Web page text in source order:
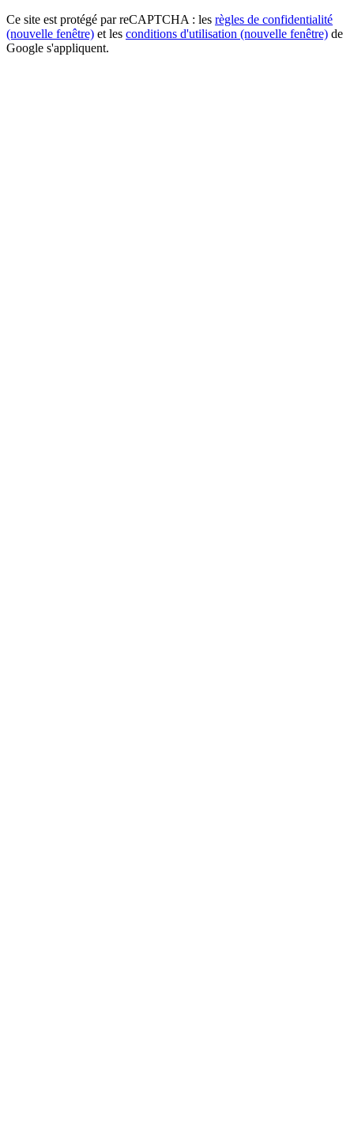
Ce site est protégé par reCAPTCHA : les règles de confidentialité
(nouvelle fenêtre) et les conditions d'utilisation (nouvelle fenêtre) de
Google s'appliquent.